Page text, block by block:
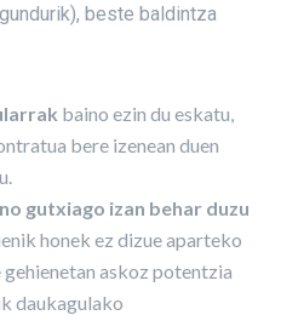
beste baldintza
baino ezin du eskatu,
bere izenean duen
gutxiago izan behar duzu
honek ez dizue aparteko
askoz potentzia
daukagulako